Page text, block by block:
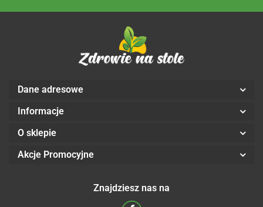
Dane adresowe
Informacje
O sklepie
Akcje Promocyjne
Znajdziesz nas na